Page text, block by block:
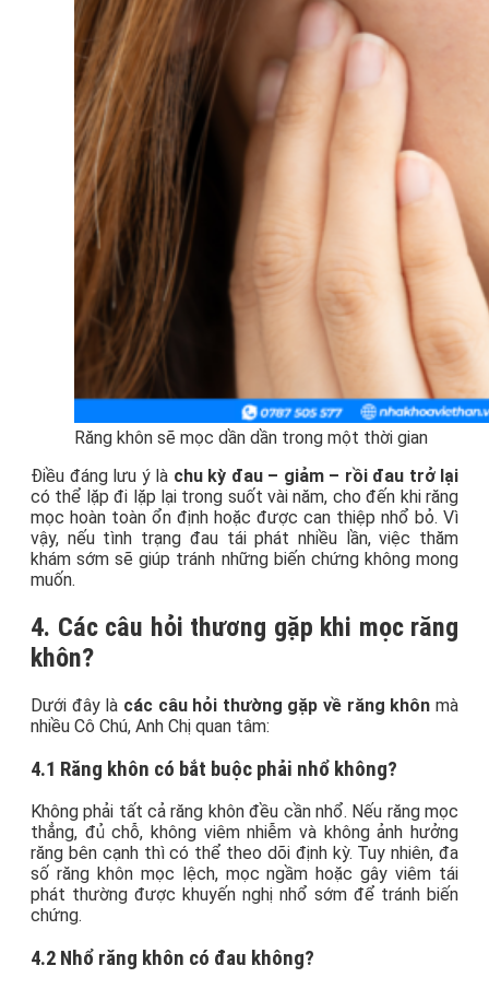
Răng khôn sẽ mọc dần dần trong một thời gian
Điều đáng lưu ý là chu kỳ đau – giảm – rồi đau trở lại
có thể lặp đi lặp lại trong suốt vài năm, cho đến khi răng
mọc hoàn toàn ổn định hoặc được can thiệp nhổ bỏ. Vì
vậy, nếu tình trạng đau tái phát nhiều lần, việc thăm
khám sớm sẽ giúp tránh những biến chứng không mong
muốn.
4. Các câu hỏi thương gặp khi mọc răng
khôn?
Dưới đây là các câu hỏi thường gặp về răng khôn mà
nhiều Cô Chú, Anh Chị quan tâm:
4.1 Răng khôn có bắt buộc phải nhổ không?
Không phải tất cả răng khôn đều cần nhổ. Nếu răng mọc
thẳng, đủ chỗ, không viêm nhiễm và không ảnh hưởng
răng bên cạnh thì có thể theo dõi định kỳ. Tuy nhiên, đa
số răng khôn mọc lệch, mọc ngầm hoặc gây viêm tái
phát thường được khuyến nghị nhổ sớm để tránh biến
chứng.
4.2 Nhổ răng khôn có đau không?